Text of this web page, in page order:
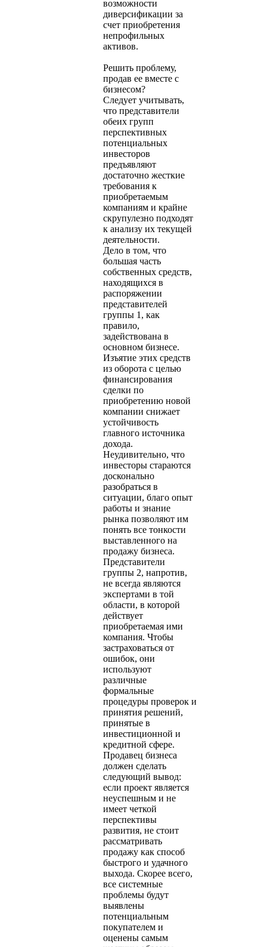
возможности
диверсификации за
счет приобретения
непрофильных
активов.
Решить проблему,
продав ее вместе с
бизнесом?
Следует учитывать,
что представители
обеих групп
перспективных
потенциальных
инвесторов
предъявляют
достаточно жесткие
требования к
приобретаемым
компаниям и крайне
скрупулезно подходят
к анализу их текущей
деятельности.
Дело в том, что
большая часть
собственных средств,
находящихся в
распоряжении
представителей
группы 1, как
правило,
задействована в
основном бизнесе.
Изъятие этих средств
из оборота с целью
финансирования
сделки по
приобретению новой
компании снижает
устойчивость
главного источника
дохода.
Неудивительно, что
инвесторы стараются
досконально
разобраться в
ситуации, благо опыт
работы и знание
рынка позволяют им
понять все тонкости
выставленного на
продажу бизнеса.
Представители
группы 2, напротив,
не всегда являются
экспертами в той
области, в которой
действует
приобретаемая ими
компания. Чтобы
застраховаться от
ошибок, они
используют
различные
формальные
процедуры проверок и
принятия решений,
принятые в
инвестиционной и
кредитной сфере.
Продавец бизнеса
должен сделать
следующий вывод:
если проект является
неуспешным и не
имеет четкой
перспективы
развития, не стоит
рассматривать
продажу как способ
быстрого и удачного
выхода. Скорее всего,
все системные
проблемы будут
выявлены
потенциальным
покупателем и
оценены самым